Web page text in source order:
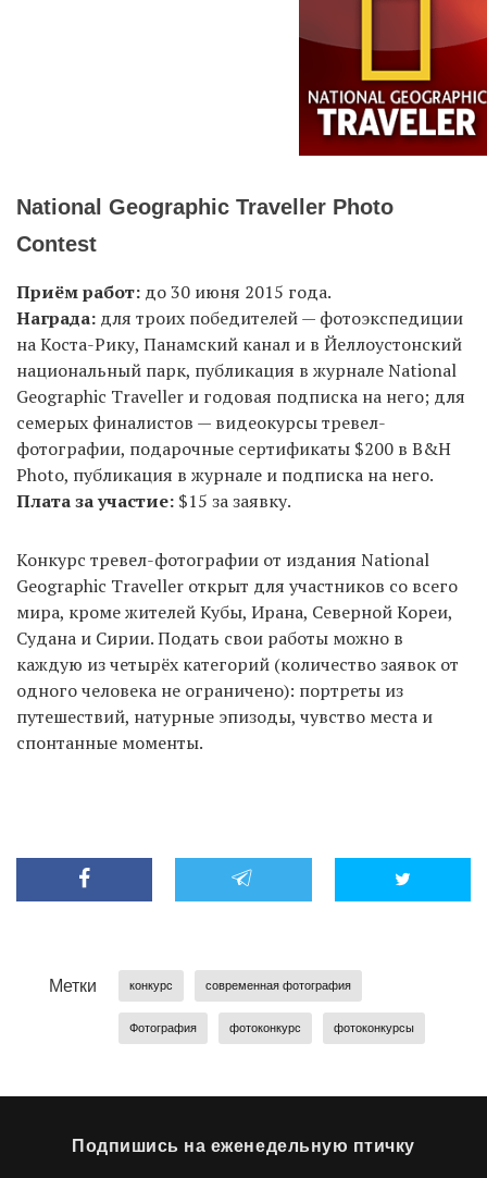
National Geographic Traveller Photo
Contest
Приём работ: до 30 июня 2015 года.
Награда: для троих победителей — фотоэкспедиции
на Коста-Рику, Панамский канал и в Йеллоустонский
национальный парк, публикация в журнале National
Geographic Traveller и годовая подписка на него; для
семерых финалистов — видеокурсы тревел-
фотографии, подарочные сертификаты $200 в B&H
Photo, публикация в журнале и подписка на него.
Плата за участие: $15 за заявку.
Конкурс тревел-фотографии от издания National
Geographic Traveller открыт для участников со всего
мира, кроме жителей Кубы, Ирана, Северной Кореи,
Судана и Сирии. Подать свои работы можно в
каждую из четырёх категорий (количество заявок от
одного человека не ограничено): портреты из
путешествий, натурные эпизоды, чувство места и
спонтанные моменты.
Метки конкурс современная фотография
Фотография фотоконкурс фотоконкурсы
Подпишись на еженедельную птичку